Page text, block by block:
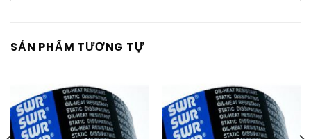
SẢN PHẨM TƯƠNG TỰ